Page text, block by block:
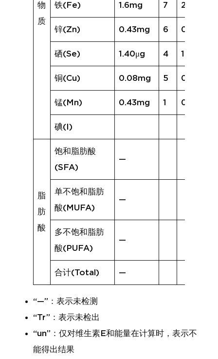
物
质
铁(Fe) 1.6mg 7 2.1mg
锌(Zn) 0.43mg 6 0.47mg
硒(Se) 1.40μg 4 1.13μg
铜(Cu) 0.08mg 5 0.08mg
锰(Mn) 0.43mg 1 0.21mg
碘(I)
脂
肪
酸
饱和脂肪酸
(SFA)
—
单不饱和脂肪
酸(MUFA)
—
多不饱和脂肪
酸(PUFA)
—
合计(Total) —
“—”：表示未检测
“Tr”：表示未检出
“un”：仅对维生素E和能量在计算时，表示不
能得出结果